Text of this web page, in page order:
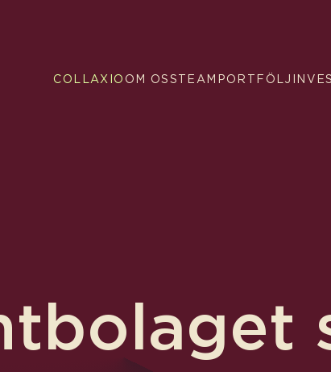
COLLAXIOOM OSSTEAM PORTFÖLJ